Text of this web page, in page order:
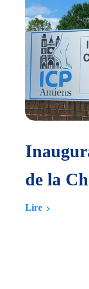
de la
Lire